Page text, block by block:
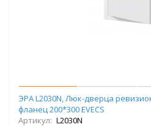
ЭРА L2030N, Люк-дверца
фланец 200*300 EVECS
Артикул: L2030N